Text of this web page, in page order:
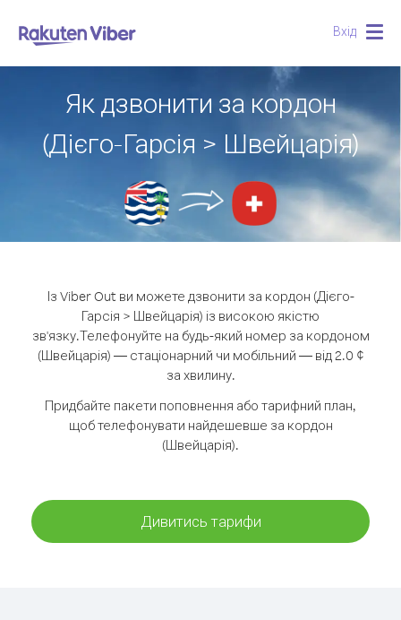
Вхід
Як дзвонити за кордон
(Дієго-Гарсія > Швейцарія)
Із Viber Out ви можете дзвонити за кордон (Дієго-
Гарсія > Швейцарія) із високою якістю
зв'язку.Телефонуйте на будь-який номер за кордоном
(Швейцарія) — стаціонарний чи мобільний — від 2.0 ¢
за хвилину.
Придбайте пакети поповнення або тарифний план,
щоб телефонувати найдешевше за кордон
(Швейцарія).
Дивитись тарифи